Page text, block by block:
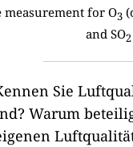
measurement for O3
and SO2
Sie
Warum